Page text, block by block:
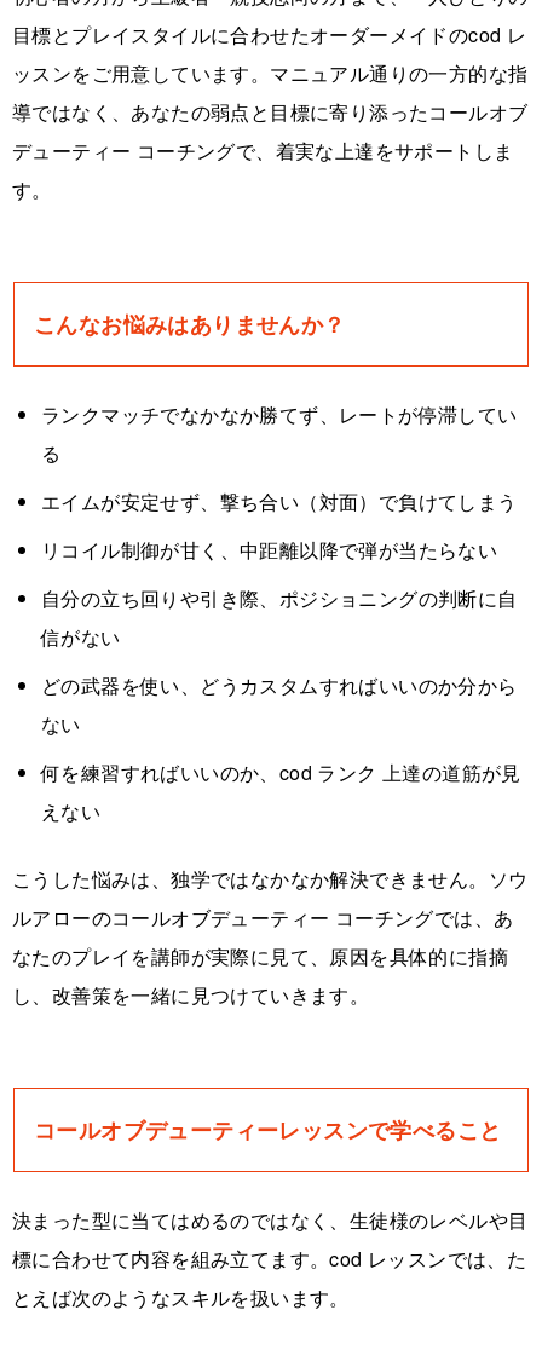
目標とプレイスタイルに合わせたオーダーメイドのcod レ
ッスンをご用意しています。マニュアル通りの一方的な指
導ではなく、あなたの弱点と目標に寄り添ったコールオブ
デューティー コーチングで、着実な上達をサポートしま
す。
こんなお悩みはありませんか？
ランクマッチでなかなか勝てず、レートが停滞してい
る
エイムが安定せず、撃ち合い（対面）で負けてしまう
リコイル制御が甘く、中距離以降で弾が当たらない
自分の立ち回りや引き際、ポジショニングの判断に自
信がない
どの武器を使い、どうカスタムすればいいのか分から
ない
何を練習すればいいのか、cod ランク 上達の道筋が見
えない
こうした悩みは、独学ではなかなか解決できません。ソウ
ルアローのコールオブデューティー コーチングでは、あ
なたのプレイを講師が実際に見て、原因を具体的に指摘
し、改善策を一緒に見つけていきます。
コールオブデューティーレッスンで学べること
決まった型に当てはめるのではなく、生徒様のレベルや目
標に合わせて内容を組み立てます。cod レッスンでは、た
とえば次のようなスキルを扱います。